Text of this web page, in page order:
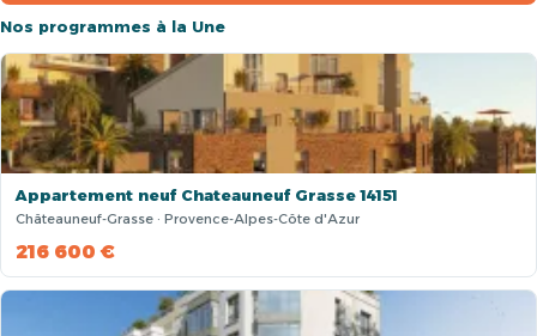
Nos programmes à la Une
Appartement neuf Chateauneuf Grasse 14151
Châteauneuf-Grasse · Provence-Alpes-Côte d'Azur
216 600 €